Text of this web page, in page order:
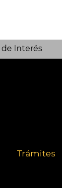
de Interés
Trámites